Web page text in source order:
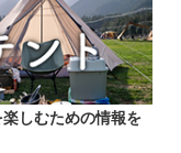
しむための情報を